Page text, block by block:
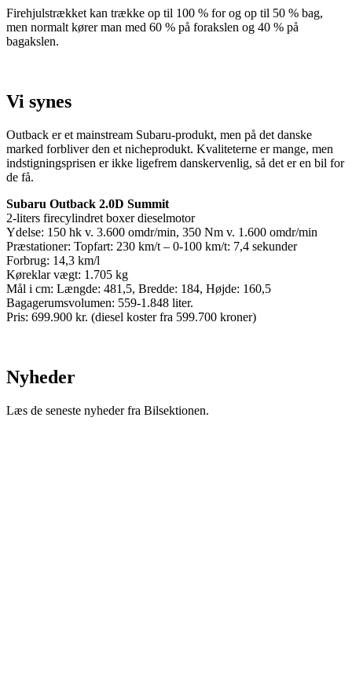
Firehjulstrækket kan trække op til 100 % for og op til 50 % bag,
men normalt kører man med 60 % på forakslen og 40 % på
bagakslen.
Vi synes
Outback er et mainstream Subaru-produkt, men på det danske
marked forbliver den et nicheprodukt. Kvaliteterne er mange, men
indstigningsprisen er ikke ligefrem danskervenlig, så det er en bil for
de få.
Subaru Outback 2.0D Summit
2-liters firecylindret boxer dieselmotor
Ydelse: 150 hk v. 3.600 omdr/min, 350 Nm v. 1.600 omdr/min
Præstationer: Topfart: 230 km/t – 0-100 km/t: 7,4 sekunder
Forbrug: 14,3 km/l
Køreklar vægt: 1.705 kg
Mål i cm: Længde: 481,5, Bredde: 184, Højde: 160,5
Bagagerumsvolumen: 559-1.848 liter.
Pris: 699.900 kr. (diesel koster fra 599.700 kroner)
Nyheder
Læs de seneste nyheder fra Bilsektionen.